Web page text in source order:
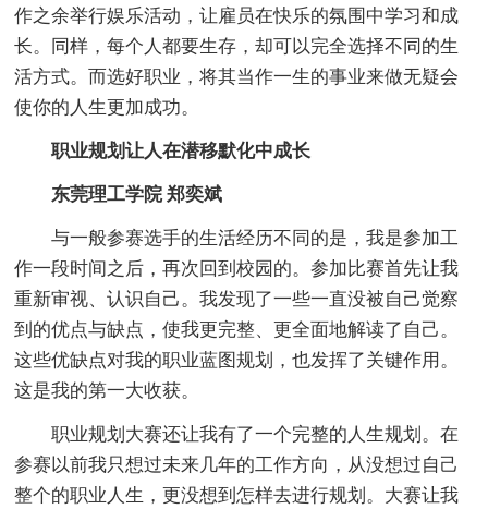
作之余举行娱乐活动，让雇员在快乐的氛围中学习和成
长。同样，每个人都要生存，却可以完全选择不同的生
活方式。而选好职业，将其当作一生的事业来做无疑会
使你的人生更加成功。
职业规划让人在潜移默化中成长
东莞理工学院 郑奕斌
与一般参赛选手的生活经历不同的是，我是参加工
作一段时间之后，再次回到校园的。参加比赛首先让我
重新审视、认识自己。我发现了一些一直没被自己觉察
到的优点与缺点，使我更完整、更全面地解读了自己。
这些优缺点对我的职业蓝图规划，也发挥了关键作用。
这是我的第一大收获。
职业规划大赛还让我有了一个完整的人生规划。在
参赛以前我只想过未来几年的工作方向，从没想过自己
整个的职业人生，更没想到怎样去进行规划。大赛让我